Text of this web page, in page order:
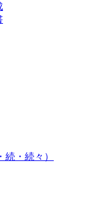
・続々）